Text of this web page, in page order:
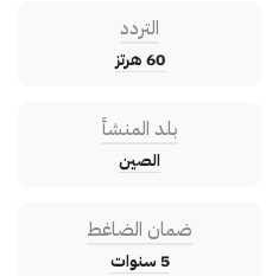
التردد
60 هرتز
بلد المنشأ
الصين
ضمان الضاغط
5 سنوات